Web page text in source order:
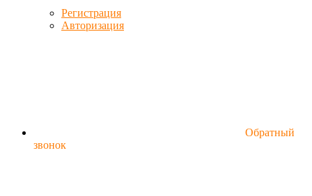
Регистрация
Авторизация
Обратный
звонок